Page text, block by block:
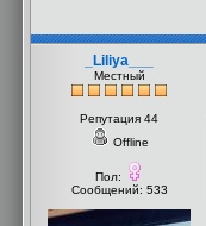
_Liliya___
Местный
Репутация 44
Offline
Пол:
Сообщений: 533